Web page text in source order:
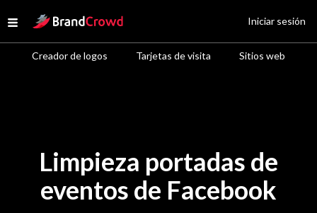
Open menu
Site Logo
Creador de logos Tarjetas de visita Sitios web
Iniciar sesión
Limpieza portadas de
eventos de Facebook